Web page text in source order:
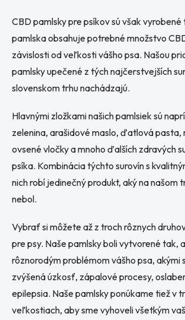
CBD pamlsky pre psíkov sú však vyrobené
pamlska obsahuje potrebné množstvo
závislosti od veľkosti vášho psa. Našou
pamlsky upečené z tých najčerstvejších
slovenskom trhu nachádzajú.
Hlavnými zložkami našich pamlsiek sú
zelenina, arašidové maslo, ďatlová pasta,
ovsené vločky a mnoho ďalších zdravých
psíka. Kombinácia týchto surovín s
nich robí jedinečný produkt, aký na našom
nebol.
Vybrať si môžete až z troch rôznych
pre psy. Naše pamlsky boli vytvorené tak,
rôznorodým problémom vášho psa, akými
zvýšená úzkosť, zápalové procesy,
epilepsia. Naše pamlsky ponúkame tiež v
veľkostiach, aby sme vyhoveli všetkým